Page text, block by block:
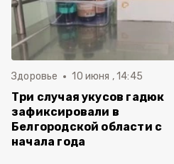
Здоровье 10 июня , 14:45
Три случая укусов гадюк
зафиксировали в
Белгородской области с
начала года